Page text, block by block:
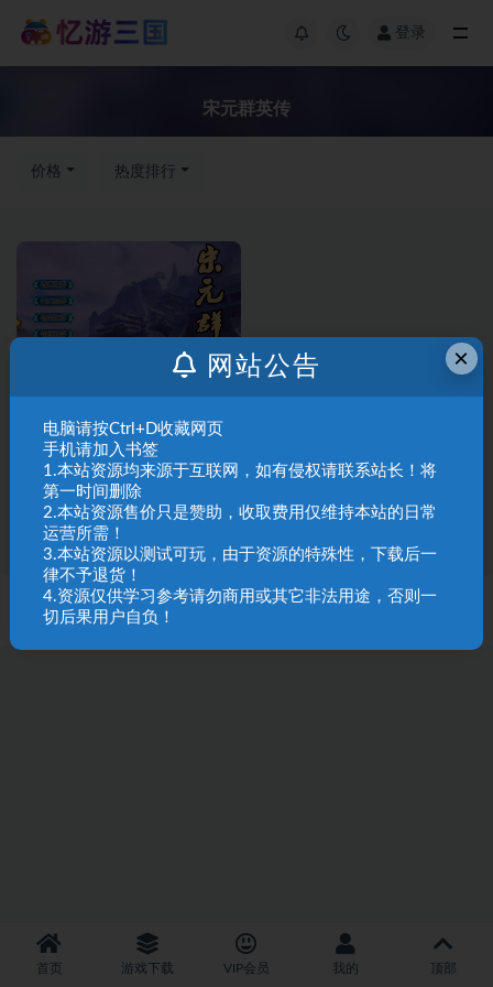
登录
宋元群英传
价格 热度排行
A02-63宋元群英传
95
SQL 请求数：29 次
首页 游戏下载 VIP会员 我的 顶部
×
网站公告
电脑请按Ctrl+D收藏网页
手机请加入书签
1.本站资源均来源于互联网，如有侵权请联系站长！将
第一时间删除
2.本站资源售价只是赞助，收取费用仅维持本站的日常
运营所需！
3.本站资源以测试可玩，由于资源的特殊性，下载后一
律不予退货！
4.资源仅供学习参考请勿商用或其它非法用途，否则一
切后果用户自负！